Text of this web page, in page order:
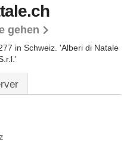
gehen
in Schweiz. 'Alberi di Natale